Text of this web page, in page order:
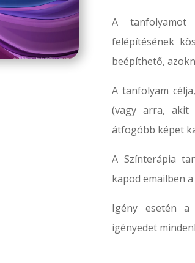
A tanfolyamot
felépítésének
beépíthető,
A tanfolyam
(vagy arra, akit
átfogóbb képet
A Színterápia
kapod emailben
Igény esetén a
igényedet